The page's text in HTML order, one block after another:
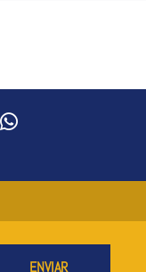
W
h
t
a
p